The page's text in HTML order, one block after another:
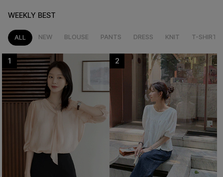
WEEKLY BEST
ALL NEW BLOUSE PANTS DRESS KNIT T-SHIRT